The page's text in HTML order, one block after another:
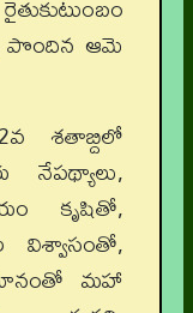
పొందిన ఆమె
శతాబ్దిలో
కృషితో,
విశ్వాసంతో,
మహా